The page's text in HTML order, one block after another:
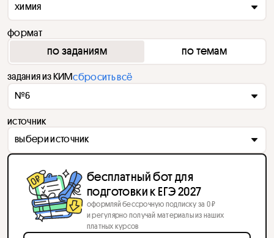
химия
формат
по заданиям по темам
задания из КИМсбросить всё
№6
источник
выбери источник
бесплатный бот для
подготовки к ЕГЭ 2027
оформляй бессрочную подписку за 0 ₽
и регулярно получай материалы из наших
платных курсов